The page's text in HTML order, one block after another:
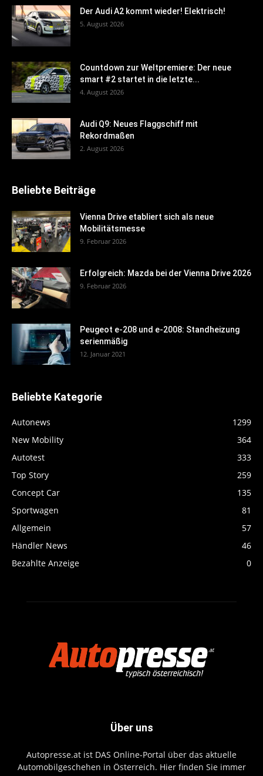
Der Audi A2 kommt wieder! Elektrisch!
5. August 2026
Countdown zur Weltpremiere: Der neue
smart #2 startet in die letzte...
4. August 2026
Audi Q9: Neues Flaggschiff mit
Rekordmaßen
2. August 2026
Beliebte Beiträge
Vienna Drive etabliert sich als neue
Mobilitätsmesse
9. Februar 2026
Erfolgreich: Mazda bei der Vienna Drive 2026
9. Februar 2026
Peugeot e-208 und e-2008: Standheizung
serienmäßig
12. Januar 2021
Beliebte Kategorie
Autonews
1299
New Mobility
364
Autotest
333
Top Story
259
Concept Car
135
Sportwagen
81
Allgemein
57
Händler News
46
Bezahlte Anzeige
0
Über uns
Autopresse.at ist DAS Online-Portal über das aktuelle
Automobilgeschehen in Österreich. Hier finden Sie immer